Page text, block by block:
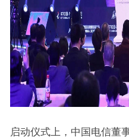
启动仪式上，中国电信董